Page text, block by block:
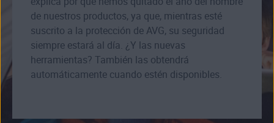
de nuestros productos, ya que, mientras esté
suscrito a la protección de AVG, su seguridad
siempre estará al día. ¿Y las nuevas
herramientas? También las obtendrá
automáticamente cuando estén disponibles.